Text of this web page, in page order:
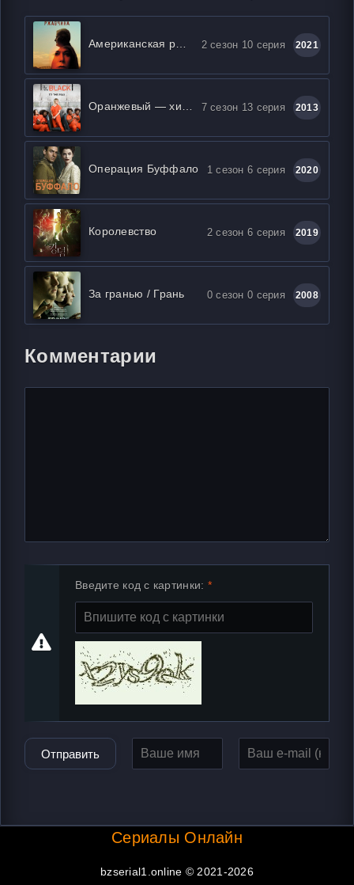
Американская ржавчина 2 сезон 10 серия 2021
7 сезон 13 серия 2013
Операция Буффало 1 сезон 6 серия 2020
Королевство 2 сезон 6 серия 2019
За гранью / Грань 0 сезон 0 серия 2008
Комментарии
Введите код с картинки:
Отправить
Сериалы Онлайн
bzserial1.online © 2021-2026